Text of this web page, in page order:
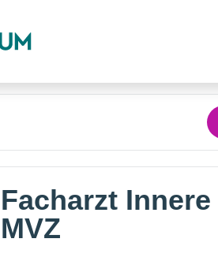
Facharzt
MVZ